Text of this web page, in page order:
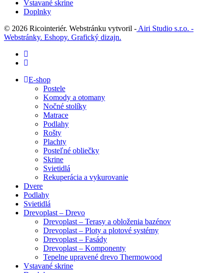
Vstavané skrine
Doplnky
© 2026 Ricointeriér. Webstránku vytvoril -Airi Studio s.r.o. -
Webstránky. Eshopy. Grafický dizajn.
facebook
instagram
Close
E-shop
Postele
Komody a otomany
Nočné stolíky
Matrace
Podlahy
Rošty
Plachty
Posteľné obliečky
Skrine
Svietidlá
Rekuperácia a vykurovanie
Dvere
Podlahy
Svietidlá
Drevoplast – Drevo
Drevoplast – Terasy a obloženia bazénov
Drevoplast – Ploty a plotové systémy
Drevoplast – Fasády
Drevoplast – Komponenty
Tepelne upravené drevo Thermowood
Vstavané skrine